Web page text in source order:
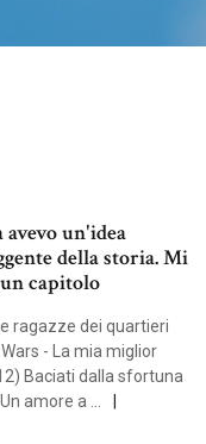
un'idea
della storia. Mi
capitolo
ragazze dei quartieri
- La mia miglior
Baciati dalla sfortuna
amore a …